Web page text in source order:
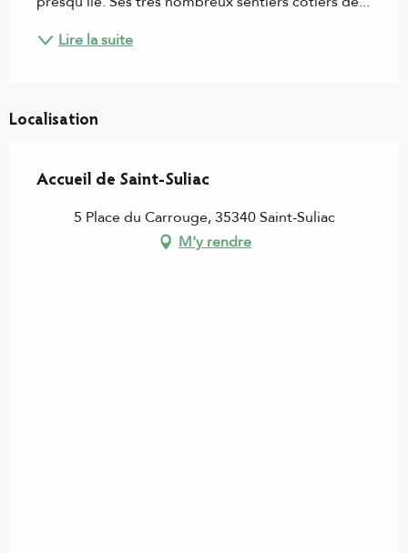
Lire la suite
Localisation
Accueil de Saint-Suliac
5 Place du Carrouge, 35340 Saint-Suliac
M'y rendre